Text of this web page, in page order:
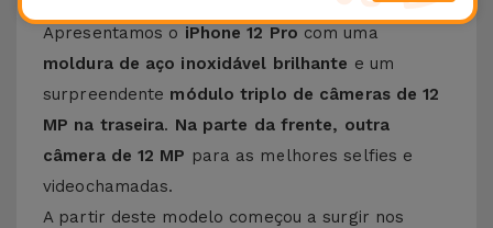
Apresentamos o iPhone 12 Pro com uma
moldura de aço inoxidável brilhante e um
surpreendente módulo triplo de câmeras de 12
MP na traseira. Na parte da frente, outra
câmera de 12 MP para as melhores selfies e
videochamadas.
A partir deste modelo começou a surgir nos